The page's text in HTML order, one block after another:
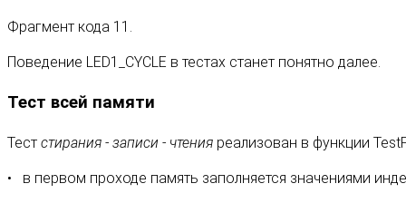
Фрагмент кода 11.
Поведение LED1_CYCLE в тестах станет понятно далее.
Тест всей памяти
Тест стирания - записи - чтения реализован в функции
в первом проходе память заполняется значениями